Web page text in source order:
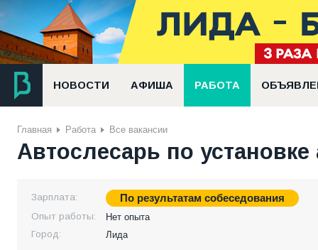
НОВОСТИ АФИША РАБОТА
Главная Работа Все вакансии
Автослесарь по установке
Зарплата: По результатам собеседования
Опыт работы:
Нет опыта
Город:
Лида